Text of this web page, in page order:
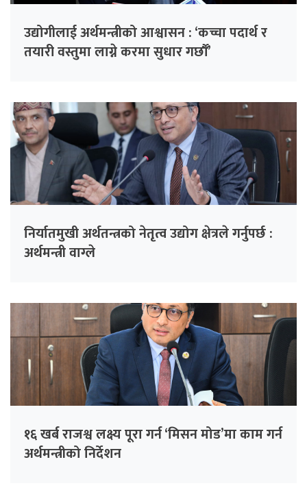
उद्योगीलाई अर्थमन्त्रीको आश्वासन : ‘कच्चा पदार्थ र
तयारी वस्तुमा लाग्ने करमा सुधार गर्छौँ’
निर्यातमुखी अर्थतन्त्रको नेतृत्व उद्योग क्षेत्रले गर्नुपर्छ :
अर्थमन्त्री वाग्ले
१६ खर्ब राजश्व लक्ष्य पूरा गर्न ‘मिसन मोड’मा काम गर्न
अर्थमन्त्रीको निर्देशन